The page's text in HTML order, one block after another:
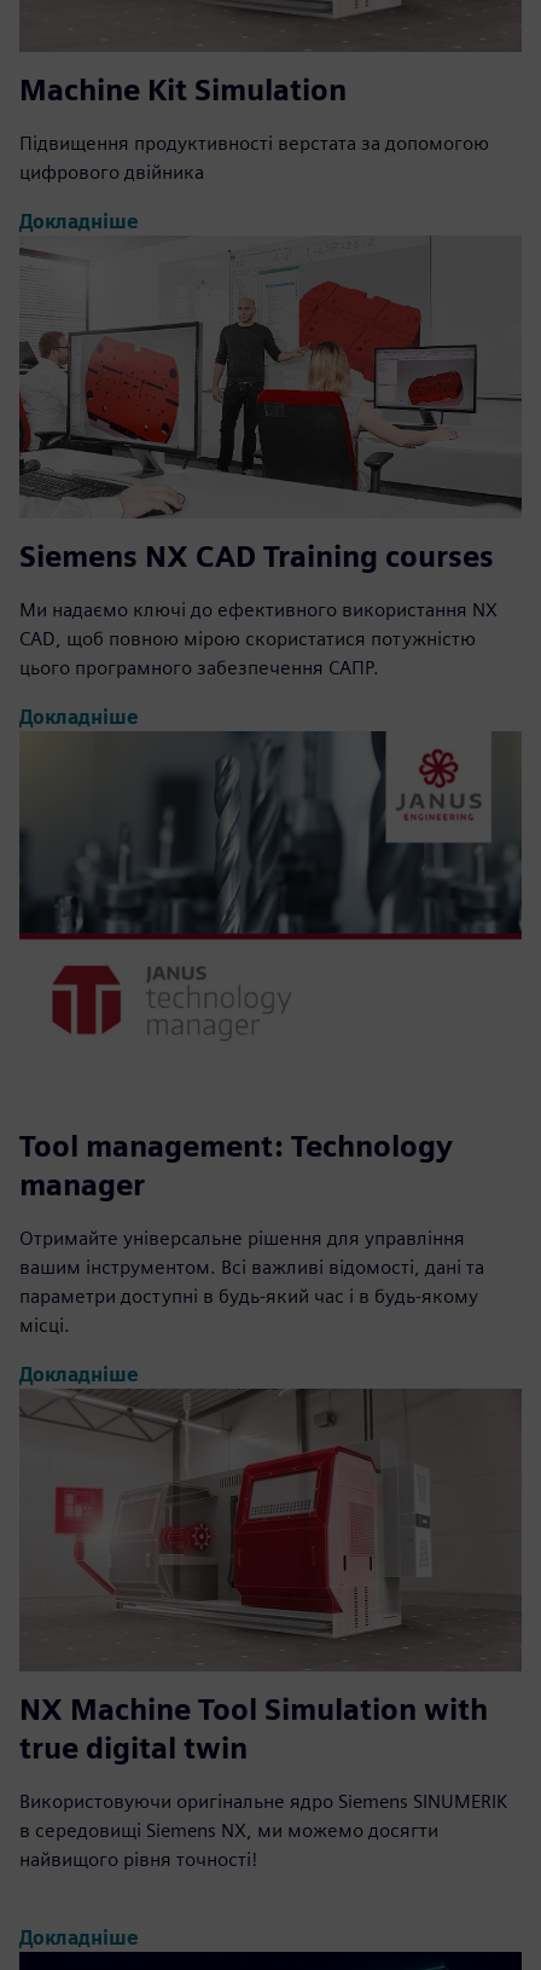
Machine Kit Simulation
Підвищення продуктивності верстата за допомогою
цифрового двійника
Докладніше
Siemens NX CAD Training courses
Ми надаємо ключі до ефективного використання NX
CAD, щоб повною мірою скористатися потужністю
цього програмного забезпечення САПР.
Докладніше
Tool management: Technology
manager
Отримайте універсальне рішення для управління
вашим інструментом. Всі важливі відомості, дані та
параметри доступні в будь-який час і в будь-якому
місці.
Докладніше
NX Machine Tool Simulation with
true digital twin
Використовуючи оригінальне ядро Siemens SINUMERIK
в середовищі Siemens NX, ми можемо досягти
найвищого рівня точності!
Докладніше